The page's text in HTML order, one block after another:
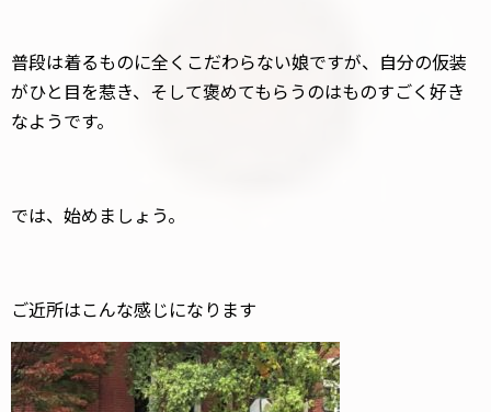
普段は着るものに全くこだわらない娘ですが、自分の仮装
がひと目を惹き、そして褒めてもらうのはものすごく好き
なようです。
では、始めましょう。
ご近所はこんな感じになります